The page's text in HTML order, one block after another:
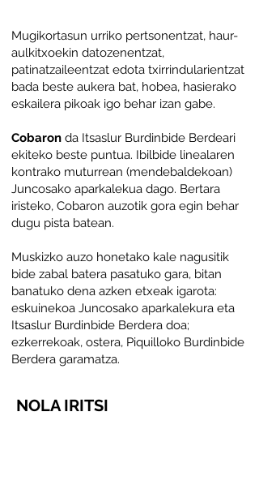
Mugikortasun urriko pertsonentzat, haur-
aulkitxoekin datozenentzat,
patinatzaileentzat edota txirrindularientzat
bada beste aukera bat, hobea, hasierako
eskailera pikoak igo behar izan gabe.
Cobaron da Itsaslur Burdinbide Berdeari
ekiteko beste puntua. Ibilbide linealaren
kontrako muturrean (mendebaldekoan)
Juncosako aparkalekua dago. Bertara
iristeko, Cobaron auzotik gora egin behar
dugu pista batean.
Muskizko auzo honetako kale nagusitik
bide zabal batera pasatuko gara, bitan
banatuko dena azken etxeak igarota:
eskuinekoa Juncosako aparkalekura eta
Itsaslur Burdinbide Berdera doa;
ezkerrekoak, ostera, Piquilloko Burdinbide
Berdera garamatza.
NOLA IRITSI